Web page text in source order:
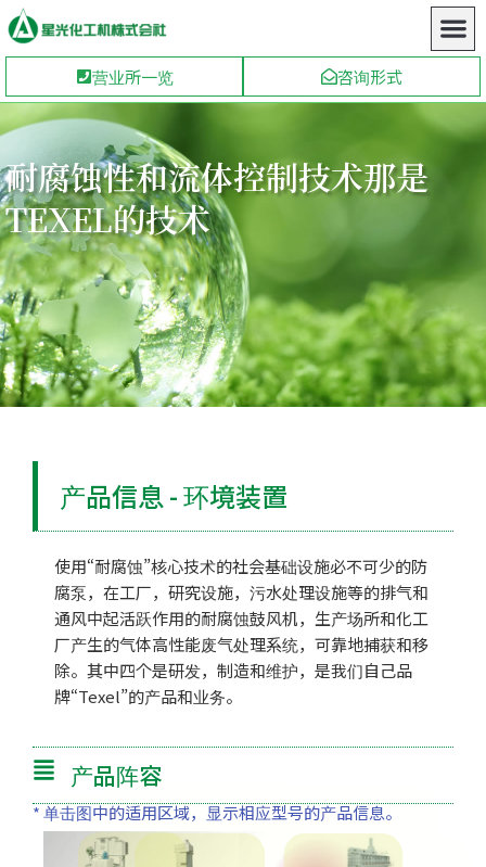
营业所一览 咨询形式
耐腐蚀性和流体控制技术那是
TEXEL的技术
产品信息 - 环境装置
使用“耐腐蚀”核心技术的社会基础设施必不可少的防
腐泵，在工厂，研究设施，污水处理设施等的排气和
通风中起活跃作用的耐腐蚀鼓风机，生产场所和化工
厂产生的气体高性能废气处理系统，可靠地捕获和移
除。其中四个是研发，制造和维护，是我们自己品
牌“Texel”的产品和业务。
产品阵容
* 单击图中的适用区域，显示相应型号的产品信息。